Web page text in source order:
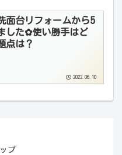
面台リフォームから5
した✿使い勝手はど
点は？
2022.06.10
プ